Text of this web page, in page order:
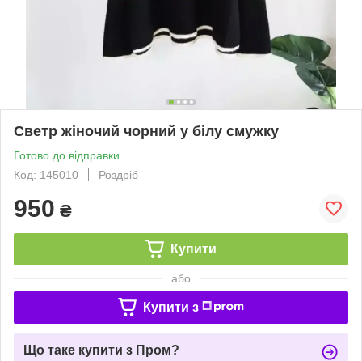
Светр жіночий чорний у білу смужку
Готово до відправки
Код: 145010
Роздріб
950 ₴
Купити
або
Купити з
Що таке купити з Пром?